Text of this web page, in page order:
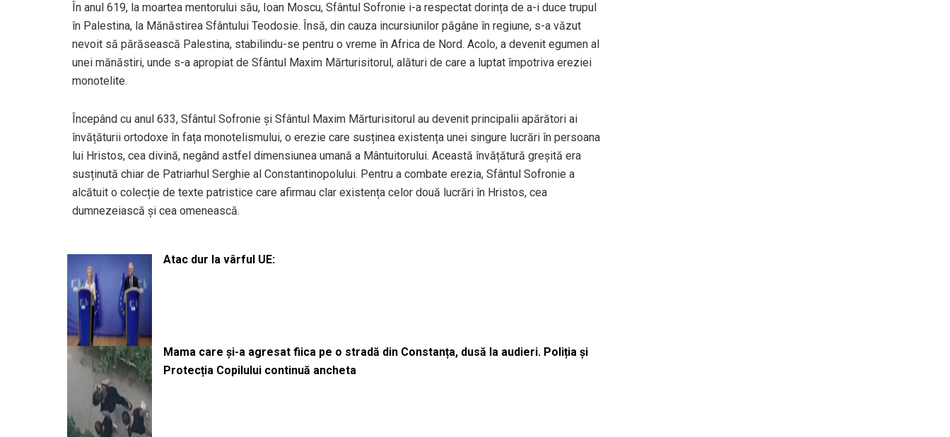
În anul 619, la moartea mentorului său, Ioan Moscu, Sfântul Sofronie i-a respectat dorința de a-i duce trupul
în Palestina, la Mănăstirea Sfântului Teodosie. Însă, din cauza incursiunilor păgâne în regiune, s-a văzut
nevoit să părăsească Palestina, stabilindu-se pentru o vreme în Africa de Nord. Acolo, a devenit egumen al
unei mănăstiri, unde s-a apropiat de Sfântul Maxim Mărturisitorul, alături de care a luptat împotriva ereziei
monotelite.
Începând cu anul 633, Sfântul Sofronie și Sfântul Maxim Mărturisitorul au devenit principalii apărători ai
învățăturii ortodoxe în fața monotelismului, o erezie care susținea existența unei singure lucrări în persoana
lui Hristos, cea divină, negând astfel dimensiunea umană a Mântuitorului. Această învățătură greșită era
susținută chiar de Patriarhul Serghie al Constantinopolului. Pentru a combate erezia, Sfântul Sofronie a
alcătuit o colecție de texte patristice care afirmau clar existența celor două lucrări în Hristos, cea
dumnezeiască și cea omenească.
Atac dur la vârful UE:
Mama care și-a agresat fiica pe o stradă din Constanța, dusă la audieri. Poliția și
Protecția Copilului continuă ancheta